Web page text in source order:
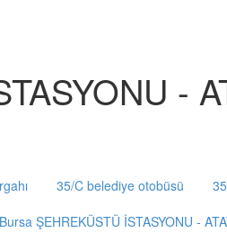
-
35/C belediye otobüsü
Bursa ŞEHREKÜSTÜ İSTASYONU -